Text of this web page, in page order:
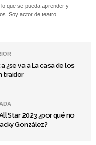
que se pueda aprender y
Soy actor de teatro.
¿se va a La casa de los
traidor
Star 2023 ¿por qué no
González?